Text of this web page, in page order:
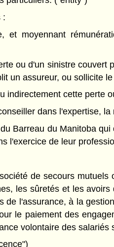
:
moyennant
ou d'un sinistre
un assureur, ou sollicite
indirectement cette perte
dans l'expertise,
Barreau du Manitoba
l'exercice de leur
de secours
les sûretés et les
l'assurance, à la
le paiement des
volontaire des